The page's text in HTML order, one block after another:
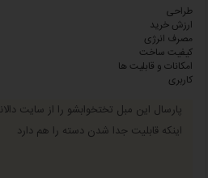
طراحی
ارزش خرید
مصرف انرژی
کیفیت ساخت
امکانات و قابلیت ها
کاربری
پارسال این مبل تختخوابشو را از سایت
اینکه قابلیت جدا شدن دسته را هم دارد